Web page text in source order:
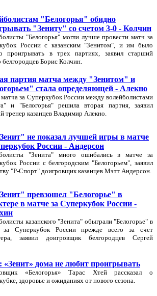
"Белогорья" обидно
"Зениту" со счетом 3-0 - Колчин
"Белогорья" могли лучше провести матч за
России с казанским "Зенитом", и им было
проигрывать в трех партиях, заявил старший
белгородцев Борис Колчин.
партия матча между "Зенитом" и
стала определяющей - Алекно
за Суперкубок России между волейболистами
и "Белогорья" решила вторая партия, заявил
тренер казанцев Владимир Алекно.
не показал лучшей игры в матче
России - Андерсон
"Зенита" много ошибались в матче за
России с белгородским "Белогорьем", заявил
"Р-Спорт" доигровщик казанцев Мэтт Андерсон.
превзошел "Белогорье" в
в матче за Суперкубок России -
казанского "Зенита" обыграли "Белогорье" в
за Суперкубок России прежде всего за счет
заявил доигровщик белгородцев Сергей
«Зенит» дома не любит проигрывать
«Белогорья» Тарас Хтей рассказал о
здоровье и ожиданиях от нового сезона.